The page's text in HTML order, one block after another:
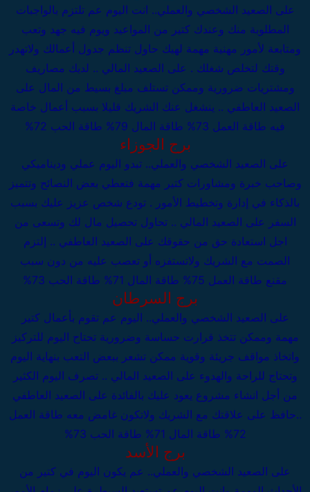
على الصعيد الشخصي والعملي.. انت اليوم عم تلتزم بالواجبات
المطلوبة منك وعندك كتير من المواعيد ويوم فيه جهد وتعب
ومتابعة لأمور مهنية مهمة لهيك حاول تنظم جدول أعمالك ولاتهدر
وقتك لتخلص شغلك . على الصعيد المالي .. لديك مصاريف
ومشتريات ضرورية وممكن تستلف مبلغ بسيط من المال على
الصعيد العاطفي .. ينشغل عنك الشريك قليلا بسبب أعمال خاصة
فيه طاقة العمل 73% طاقة المال 79% طاقة الحب 72%
برج الجوزاء
على الصعيد الشخصي والعملي.. تبدو اليوم عملي وديناميكي
وصاحب خبرة ومشاورات كتير مهمة فتعطي بعض النصائح وتتميز
بالذكاء في إدارة وتخطيط الأمور . تودع شخص عزيز عليك بسبب
السفر على الصعيد المالي .. تحاول تحصيل مال لك وتسعى من
اجل استعادة حق من حقوقك على الصعيد العاطفي .. إلتزم
الصمت مع الشريك ولاتستفزه أو تعصب عليه من دون سبب
مقنع طاقة العمل 75% طاقة المال 71% طاقة الحب 73%
برج السرطان
على الصعيد الشخصي والعملي.. اليوم عم تقوم بأعمال كتير
مهمة وممكن تتخذ قرارت حساسة وضرورية تحتاح اليوم للتركيز
واتخاذ مواقف جريئة وقوية ممكن تشعر ببعض التعب بنهاية اليوم
وتحتاج للراحة والهدوء على الصعيد المالي .. تصرف اليوم الكثير
من أجل انشاء مشروع يعود عليك بالفائدة على الصعيد العاطفي
..حافظ على علاقتك مع الشريك ولاتكون غامض معه طاقة العمل
72%
طاقة المال 71% طاقة الحب 73%
برج الأسد
على الصعيد الشخصي والعملي.. عم يكون اليوم في كتير من